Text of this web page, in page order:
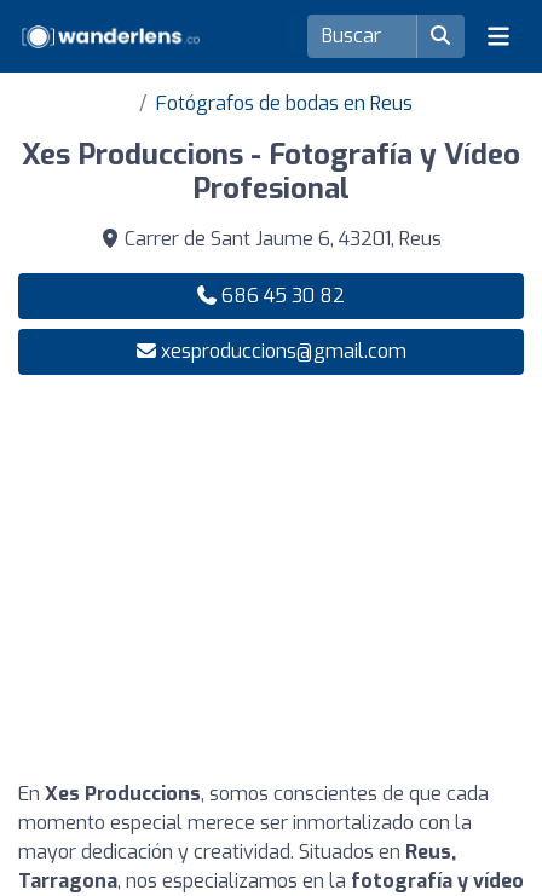
Fotógrafos de bodas en Reus
Xes Produccions - Fotografía y Vídeo
Profesional
Carrer de Sant Jaume 6, 43201, Reus
686 45 30 82
xesproduccions@gmail.com
En Xes Produccions, somos conscientes de que cada
momento especial merece ser inmortalizado con la
mayor dedicación y creatividad. Situados en Reus,
Tarragona, nos especializamos en la fotografía y vídeo